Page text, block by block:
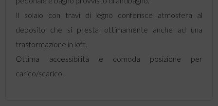
Il solaio con travi di legno conferisce atmosfera al
deposito che si presta ottimamente anche ad una
trasformazione in loft.
Ottima accessibilità e comoda posizione per
carico/scarico.